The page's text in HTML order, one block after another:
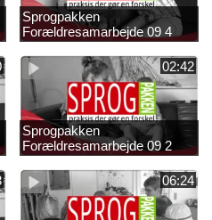
Sprogpakken
Forældresamarbejde 09 4
02:42
Sprogpakken
Forældresamarbejde 09 2
06:24